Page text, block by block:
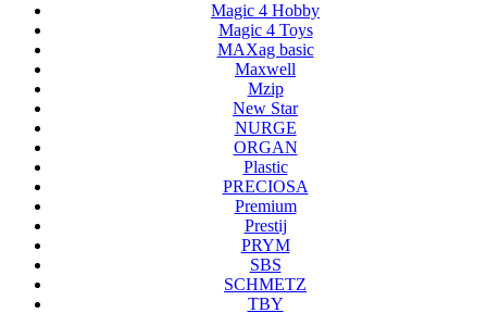
Magic 4 Hobby
Magic 4 Toys
MAXag basic
Maxwell
Mzip
New Star
NURGE
ORGAN
Plastic
PRECIOSA
Premium
Prestij
PRYM
SBS
SCHMETZ
TBY